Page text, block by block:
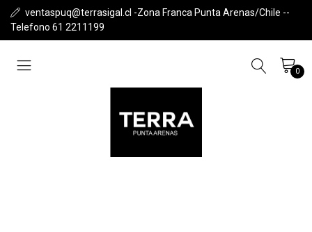
ventaspuq@terrasigal.cl -Zona Franca Punta Arenas/Chile --
Telefono 61 2211199
0